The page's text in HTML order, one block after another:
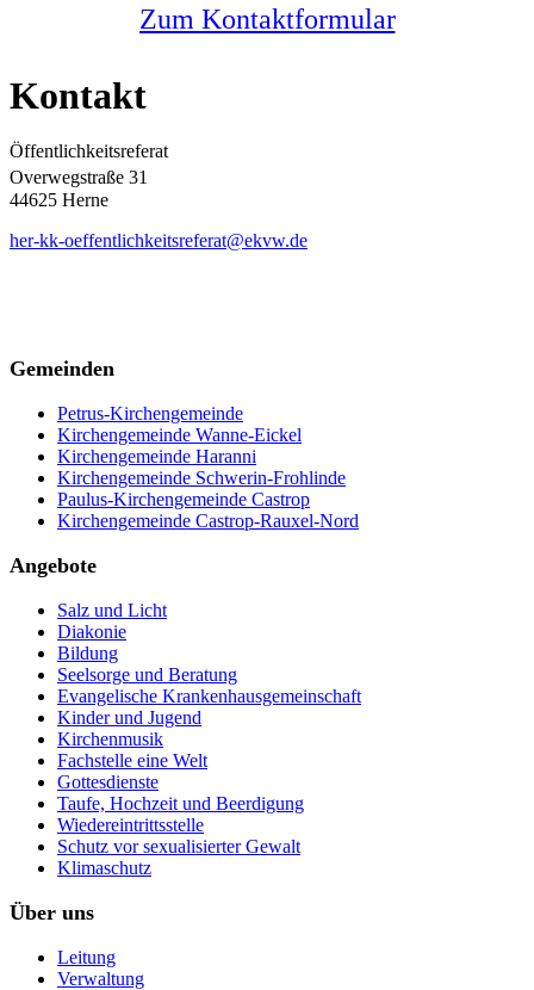
Zum Kontaktformular
Kontakt
Öffentlichkeitsreferat
Overwegstraße 31
44625 Herne
her-kk-oeffentlichkeitsreferat@ekvw.de
Gemeinden
Petrus-Kirchengemeinde
Kirchengemeinde Wanne-Eickel
Kirchengemeinde Haranni
Kirchengemeinde Schwerin-Frohlinde
Paulus-Kirchengemeinde Castrop
Kirchengemeinde Castrop-Rauxel-Nord
Angebote
Salz und Licht
Diakonie
Bildung
Seelsorge und Beratung
Evangelische Krankenhausgemeinschaft
Kinder und Jugend
Kirchenmusik
Fachstelle eine Welt
Gottesdienste
Taufe, Hochzeit und Beerdigung
Wiedereintrittsstelle
Schutz vor sexualisierter Gewalt
Klimaschutz
Über uns
Leitung
Verwaltung